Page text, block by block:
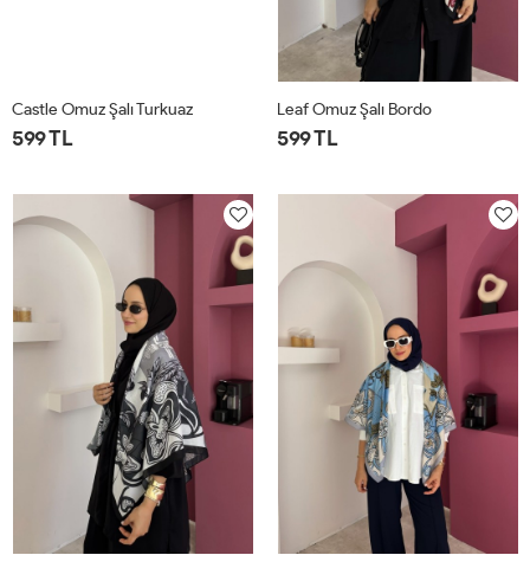
Castle Omuz Şalı Turkuaz
599 TL
Leaf Omuz Şalı Bordo
599 TL